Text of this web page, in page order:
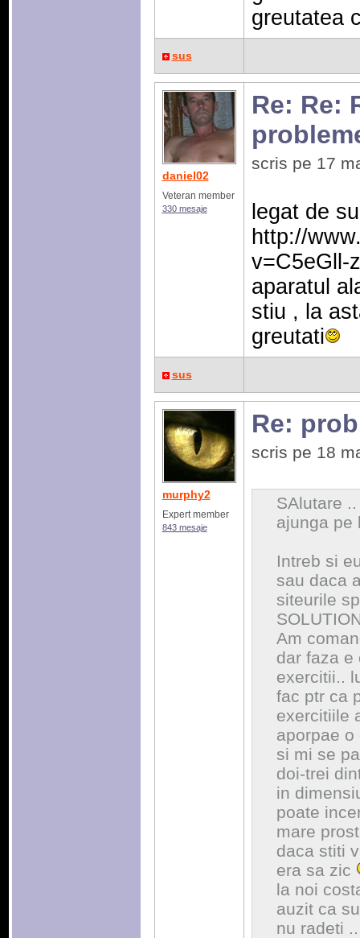
greutatea
sus
daniel02
Veteran member
330 mesaje
Re: Re:
scris pe 17
legat de
http://
v=C5eGll-
aparatul
stiu , la
greutati
sus
murphy2
Expert member
843 mesaje
Re:
scris pe 18
SAlutare
ajunga pe
Intreb si
sau daca
siteurile
Am
dar faza e
exercitii..
fac ptr ca
exercitiile
aporpae
si mi se
doi-trei
in
poate
mare
daca stiti
era sa zic
la noi
auzit ca
nu radeti